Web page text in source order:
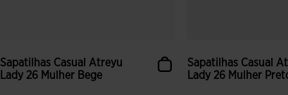
Sapatilhas Casual Atreyu
Lady 26 Mulher Bege
Sapatilhas Casual
Lady 26 Mulher